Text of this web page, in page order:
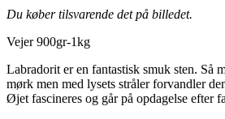
Du køber tilsvarende det på billedet.
Vejer 900gr-1kg
Labradorit er en fantastisk smuk sten. Så
mørk men med lysets stråler forvandler
Øjet fascineres og går på opdagelse efter